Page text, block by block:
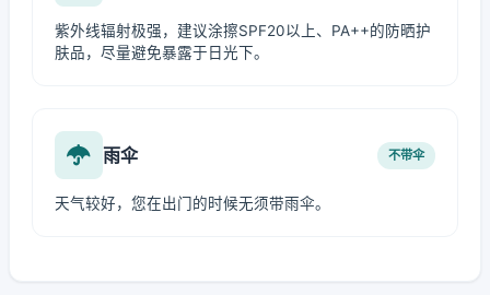
紫外线辐射极强，建议涂擦SPF20以上、PA++的防晒护
肤品，尽量避免暴露于日光下。
雨伞 不带伞
天气较好，您在出门的时候无须带雨伞。